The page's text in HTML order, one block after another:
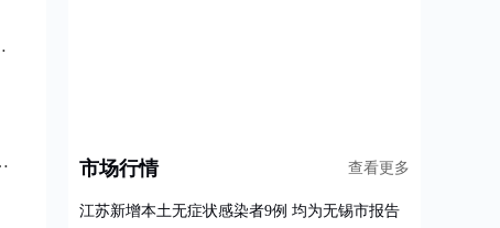
市场行情 查看更多
江苏新增本土无症状感染者9例 均为无锡市报告